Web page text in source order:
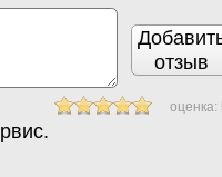
отзыв
оценка: